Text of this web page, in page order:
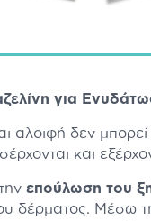
για
αλοιφή δεν μπορεί
και
επούλωση του
δέρματος. Μέσω